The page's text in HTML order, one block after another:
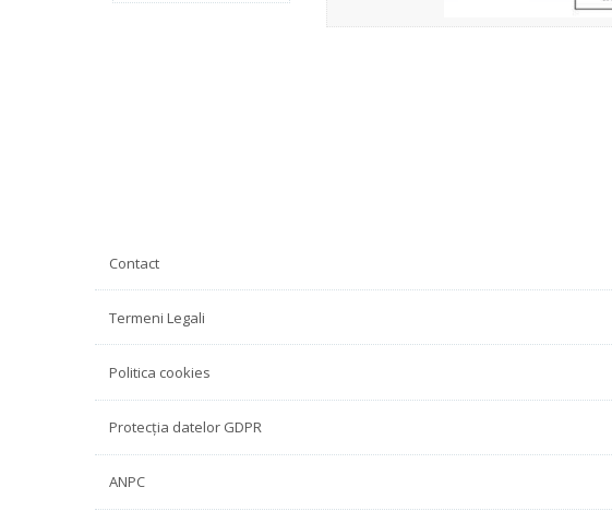
Contact
Termeni Legali
Politica cookies
Protecția datelor GDPR
ANPC